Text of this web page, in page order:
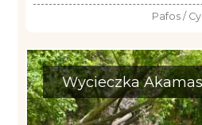
Pafos /
Wycieczka